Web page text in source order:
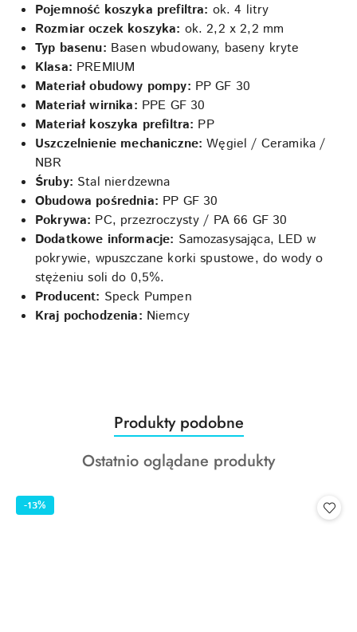
Pojemność koszyka prefiltra: ok. 4 litry
Rozmiar oczek koszyka: ok. 2,2 x 2,2 mm
Typ basenu: Basen wbudowany, baseny kryte
Klasa: PREMIUM
Materiał obudowy pompy: PP GF 30
Materiał wirnika: PPE GF 30
Materiał koszyka prefiltra: PP
Uszczelnienie mechaniczne: Węgiel / Ceramika /
NBR
Śruby: Stal nierdzewna
Obudowa pośrednia: PP GF 30
Pokrywa: PC, przezroczysty / PA 66 GF 30
Dodatkowe informacje: Samozasysająca, LED w
pokrywie, wpuszczane korki spustowe, do wody o
stężeniu soli do 0,5%.
Producent: Speck Pumpen
Kraj pochodzenia: Niemcy
Pomiń karuzelę produktów
Produkty
o
statusie:
Produkty podobne
Produkty
Ostatnio oglądane produkty
-13%